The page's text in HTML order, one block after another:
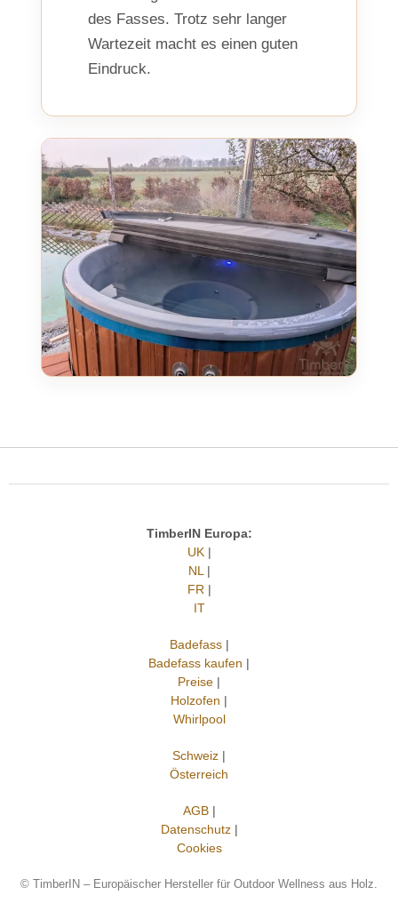
des Fasses. Trotz sehr langer
Wartezeit macht es einen guten
Eindruck.
TimberIN Europa:
UK|
NL |
FR |
IT
Badefass|
Badefass kaufen |
Preise |
Holzofen |
Whirlpool
Schweiz |
Österreich
AGB|
Datenschutz|
Cookies
© TimberIN – Europäischer Hersteller für Outdoor Wellness aus Holz.